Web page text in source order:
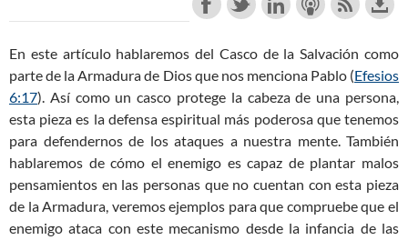
En este artículo hablaremos del Casco de la Salvación como
parte de la Armadura de Dios que nos menciona Pablo (Efesios
6:17). Así como un casco protege la cabeza de una persona,
esta pieza es la defensa espiritual más poderosa que tenemos
para defendernos de los ataques a nuestra mente. También
hablaremos de cómo el enemigo es capaz de plantar malos
pensamientos en las personas que no cuentan con esta pieza
de la Armadura, veremos ejemplos para que compruebe que el
enemigo ataca con este mecanismo desde la infancia de las